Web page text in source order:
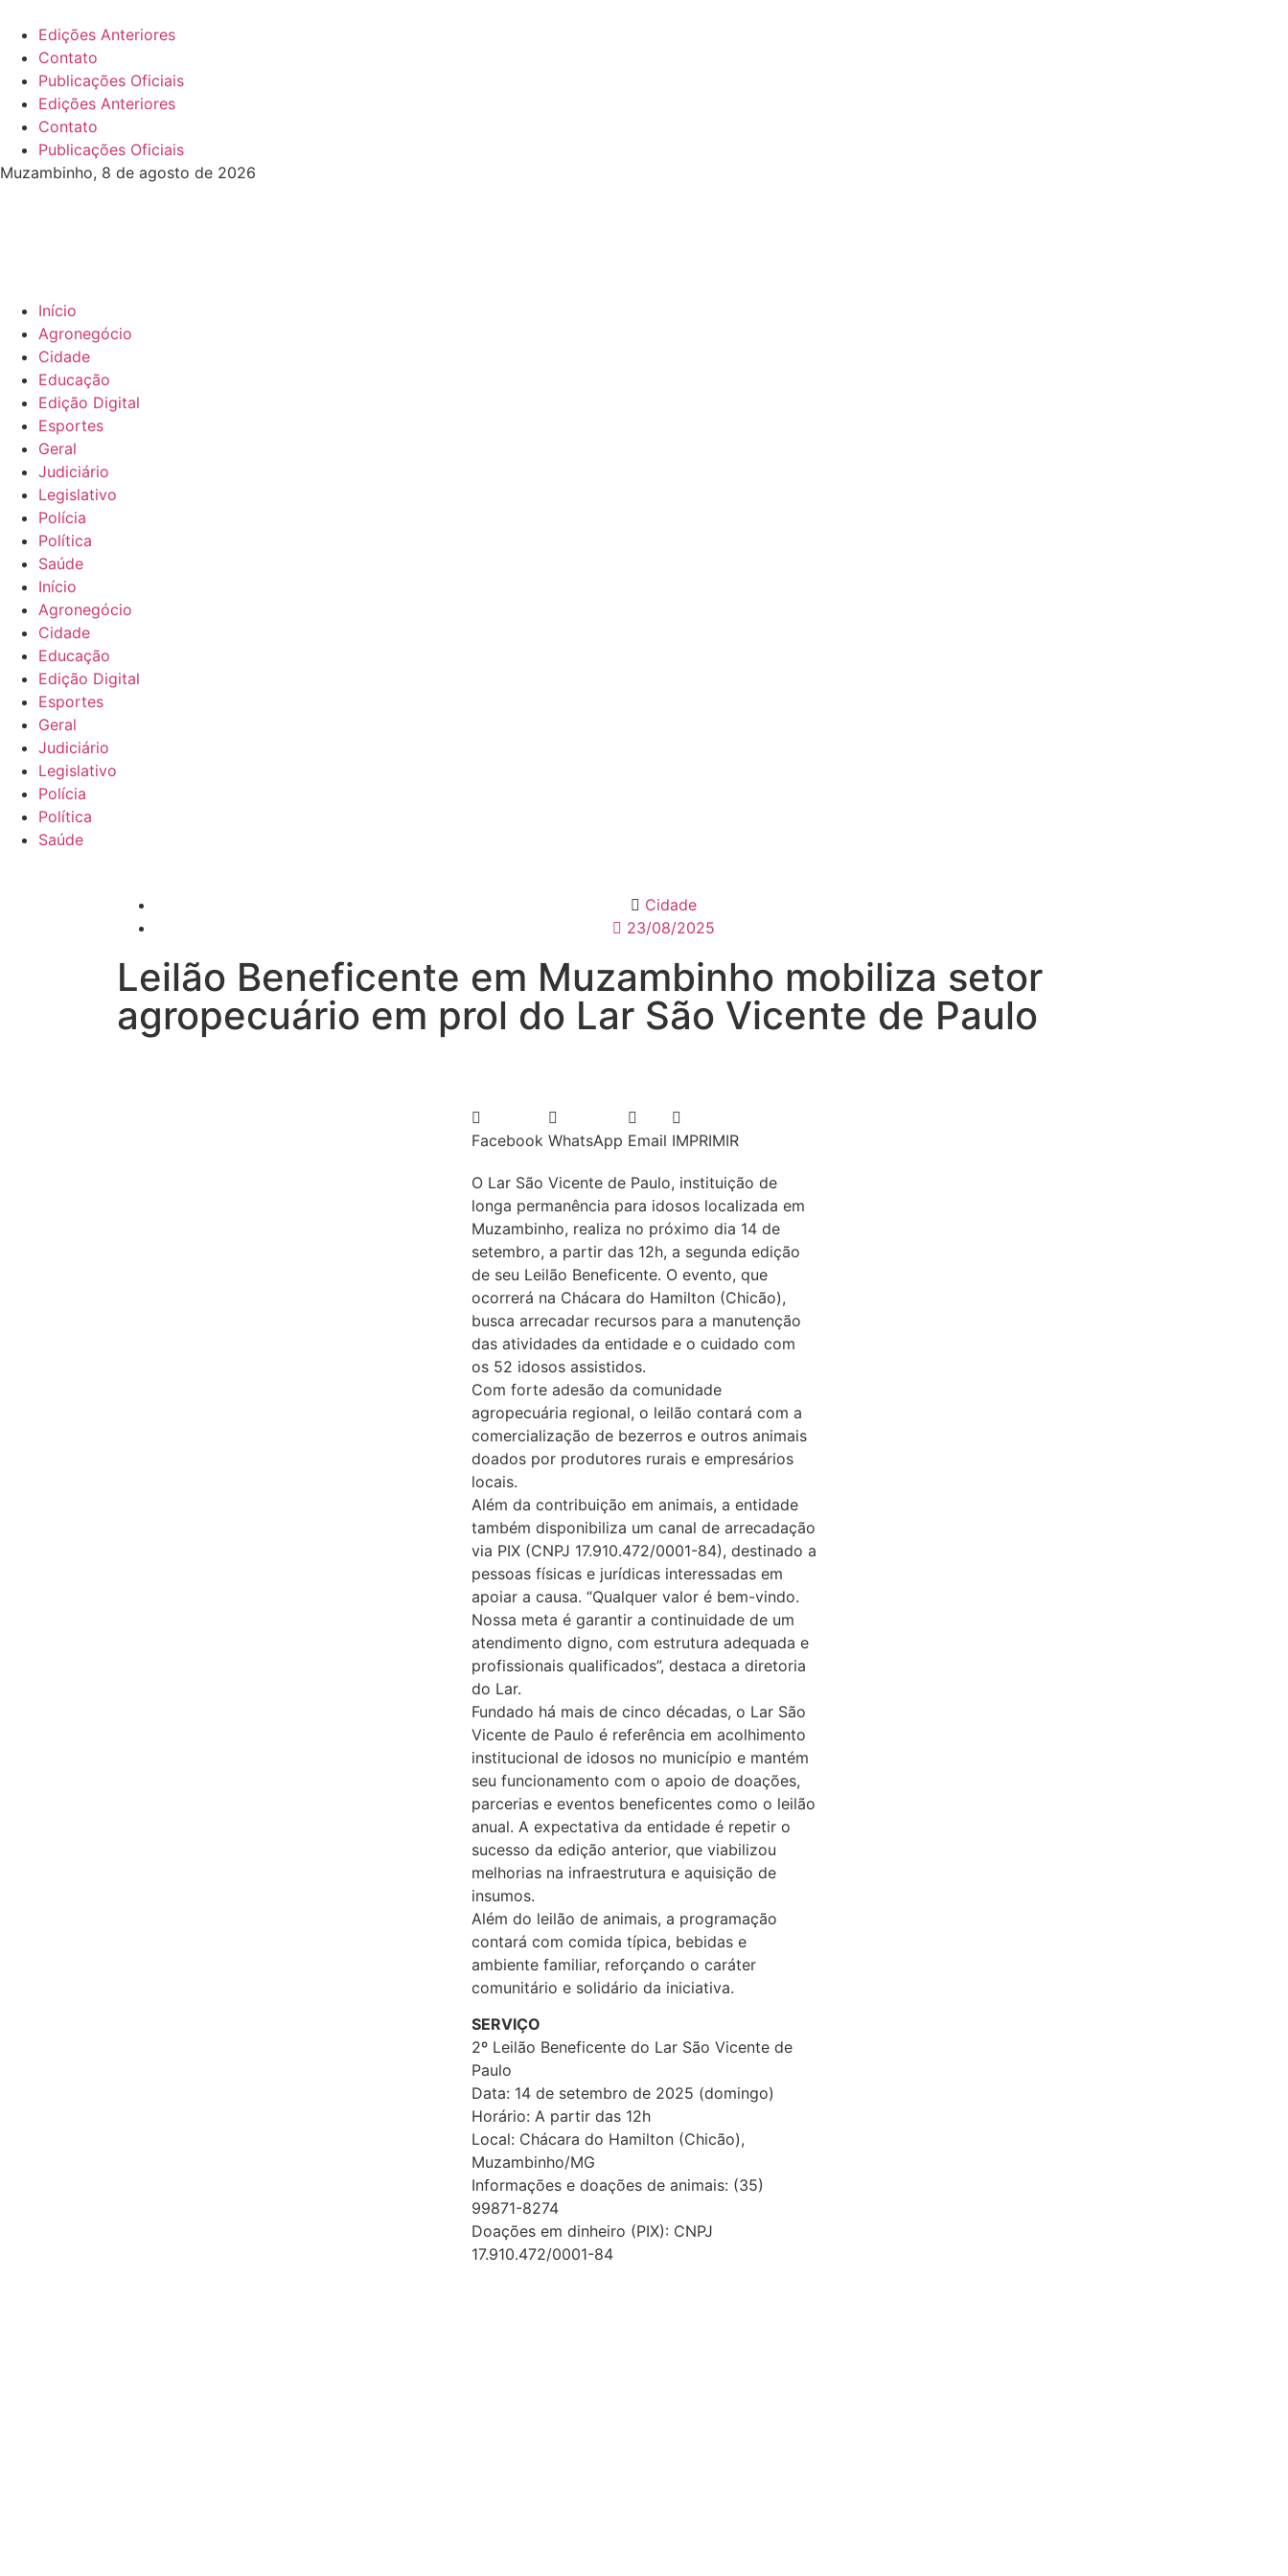
Edições Anteriores
Contato
Publicações Oficiais
Edições Anteriores
Contato
Publicações Oficiais
Muzambinho, 8 de agosto de 2026
Início
Agronegócio
Cidade
Educação
Edição Digital
Esportes
Geral
Judiciário
Legislativo
Polícia
Política
Saúde
Início
Agronegócio
Cidade
Educação
Edição Digital
Esportes
Geral
Judiciário
Legislativo
Polícia
Política
Saúde
Cidade
23/08/2025
Leilão Beneficente em Muzambinho mobiliza setor
agropecuário em prol do Lar São Vicente de Paulo
Facebook WhatsApp Email IMPRIMIR
O Lar São Vicente de Paulo, instituição de
longa permanência para idosos localizada em
Muzambinho, realiza no próximo dia 14 de
setembro, a partir das 12h, a segunda edição
de seu Leilão Beneficente. O evento, que
ocorrerá na Chácara do Hamilton (Chicão),
busca arrecadar recursos para a manutenção
das atividades da entidade e o cuidado com
os 52 idosos assistidos.
Com forte adesão da comunidade
agropecuária regional, o leilão contará com a
comercialização de bezerros e outros animais
doados por produtores rurais e empresários
locais.
Além da contribuição em animais, a entidade
também disponibiliza um canal de arrecadação
via PIX (CNPJ 17.910.472/0001-84), destinado a
pessoas físicas e jurídicas interessadas em
apoiar a causa. “Qualquer valor é bem-vindo.
Nossa meta é garantir a continuidade de um
atendimento digno, com estrutura adequada e
profissionais qualificados”, destaca a diretoria
do Lar.
Fundado há mais de cinco décadas, o Lar São
Vicente de Paulo é referência em acolhimento
institucional de idosos no município e mantém
seu funcionamento com o apoio de doações,
parcerias e eventos beneficentes como o leilão
anual. A expectativa da entidade é repetir o
sucesso da edição anterior, que viabilizou
melhorias na infraestrutura e aquisição de
insumos.
Além do leilão de animais, a programação
contará com comida típica, bebidas e
ambiente familiar, reforçando o caráter
comunitário e solidário da iniciativa.
SERVIÇO
2º Leilão Beneficente do Lar São Vicente de
Paulo
Data: 14 de setembro de 2025 (domingo)
Horário: A partir das 12h
Local: Chácara do Hamilton (Chicão),
Muzambinho/MG
Informações e doações de animais: (35)
99871-8274
Doações em dinheiro (PIX): CNPJ
17.910.472/0001-84